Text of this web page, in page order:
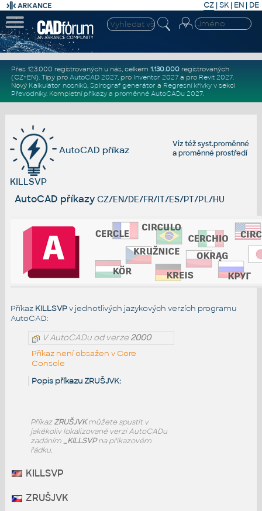
CZ | SK| EN | DE
Přes 123.000 registrovaných u nás, celkem 1.130.000registrovaných
(CZ+EN). Tipy pro AutoCAD 2027, pro Inventor 2027a pro Revit 2027.
Nový Kalkulátor nosníků, Spirograf generátor a Regresní křivkyv sekci
Převodníky. Kompletní příkazya proměnné AutoCADu 2027.
Viz téžsyst.proměnné
aproměnné prostředí
AutoCAD příkaz
KILLSVP
AutoCAD příkazy CZ/EN/DE/FR/IT/ES/PT/PL/HU
Příkaz KILLSVPv jednotlivých jazykových verzích programu
AutoCAD:
V AutoCADu od verze2000
Příkaz není obsažen v Core
Console
Popis příkazu ZRUŠJVK:
PříkazZRUŠJVKmůžete spustit v
jakékoliv lokalizované verzi AutoCADu
zadáním _KILLSVPna příkazovém
řádku.
KILLSVP
ZRUŠJVK